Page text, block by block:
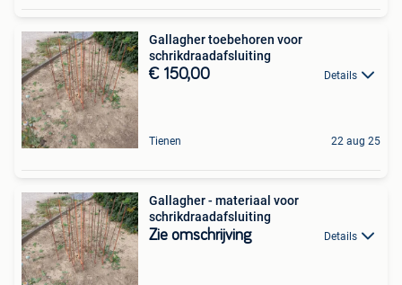
Gallagher toebehoren voor
schrikdraadafsluiting
€ 150,00 Details
Tienen 22 aug 25
Gallagher - materiaal voor
schrikdraadafsluiting
Zie omschrijving Details